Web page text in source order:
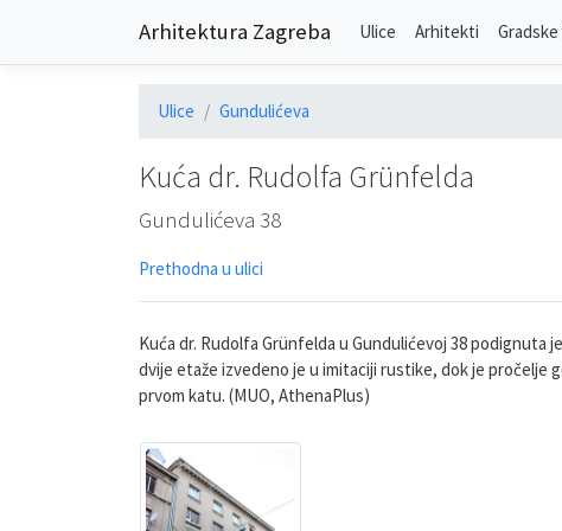
Arhitektura Zagreba Ulice Arhitekti
Ulice Gundulićeva
Kuća dr. Rudolfa Grünfelda
Gundulićeva 38
Prethodna u ulici
Kuća dr. Rudolfa Grünfelda u Gundulićevoj 38
dvije etaže izvedeno je u imitaciji rustike, dok je pročelje
prvom katu. (MUO, AthenaPlus)